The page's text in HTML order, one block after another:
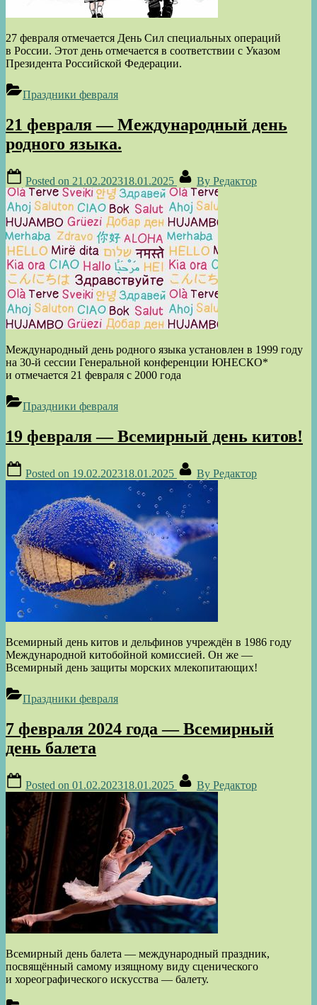
27 февраля отмечается День Сил специальных операций
в России. Этот день отмечается в соответствии с Указом
Президента Российской Федерации.
Праздники февраля
21 февраля — Международный день
родного языка.
Posted on 21.02.202318.01.2025 By Редактор
Международный день родного языка установлен в 1999 году
на 30-й сессии Генеральной конференции ЮНЕСКО*
и отмечается 21 февраля с 2000 года
Праздники февраля
19 февраля — Всемирный день китов!
Posted on 19.02.202318.01.2025 By Редактор
Всемирный день китов и дельфинов учреждён в 1986 году
Международной китобойной комиссией. Он же —
Всемирный день защиты морских млекопитающих!
Праздники февраля
7 февраля 2024 года — Всемирный
день балета
Posted on 01.02.202318.01.2025 By Редактор
Всемирный день балета — международный праздник,
посвящённый самому изящному виду сценического
и хореографического искусства — балету.